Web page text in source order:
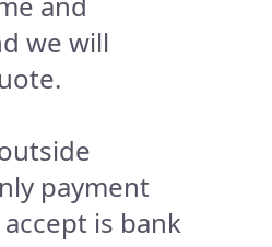
we will
payment
is bank